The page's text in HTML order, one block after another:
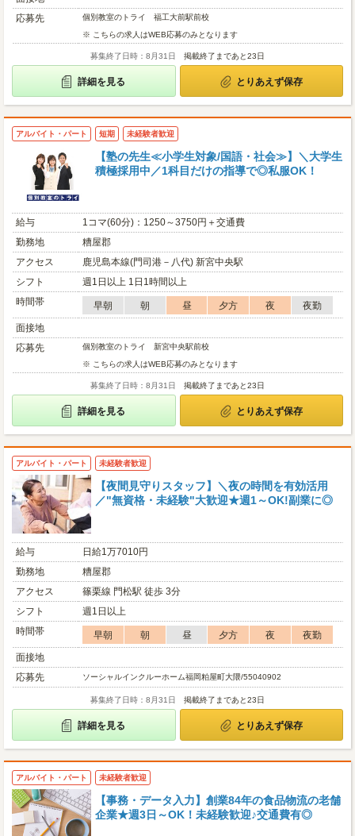
応募先
個別教室のトライ 福工大前駅前校
※ こちらの求人はWEB応募のみとなります
募集終了日時：8月31日 掲載終了まであと23日
詳細を見る とりあえず保存
アルバイト・パート 短期 未経験者歓迎
【塾の先生≪小学生対象/国語・社会≫】＼大学生
積極採用中／1科目だけの指導で◎私服OK！
給与
1コマ(60分)：1250～3750円＋交通費
勤務地
糟屋郡
アクセス
鹿児島本線(門司港－八代) 新宮中央駅
シフト
週1日以上 1日1時間以上
時間帯
早朝 朝 昼 夕方 夜
夜勤
面接地
応募先
個別教室のトライ 新宮中央駅前校
※ こちらの求人はWEB応募のみとなります
募集終了日時：8月31日 掲載終了まであと23日
詳細を見る とりあえず保存
アルバイト・パート 未経験者歓迎
【夜間見守りスタッフ】＼夜の時間を有効活用
／"無資格・未経験"大歓迎★週1～OK!副業に◎
給与
日給1万7010円
勤務地
糟屋郡
アクセス
篠栗線 門松駅 徒歩 3分
シフト
週1日以上
時間帯
早朝 朝 昼 夕方 夜
夜勤
面接地
応募先
ソーシャルインクルーホーム福岡粕屋町大隈/55040902
募集終了日時：8月31日 掲載終了まであと23日
詳細を見る とりあえず保存
アルバイト・パート 未経験者歓迎
【事務・データ入力】創業84年の食品物流の老舗
企業★週3日～OK！未経験歓迎♪交通費有◎